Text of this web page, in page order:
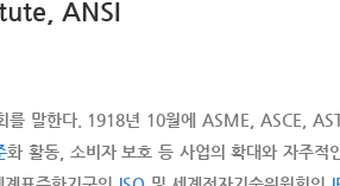
ANSI
말한다. 1918년 10월에 ASME, ASCE,
화 활동, 소비자 보호 등 사업의 확대와 자주적